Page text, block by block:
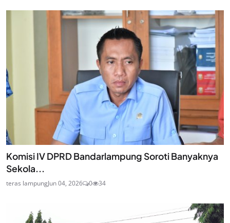
Komisi IV DPRD Bandarlampung Soroti Banyaknya
Sekola...
teras lampungJun 04, 2026 0 34